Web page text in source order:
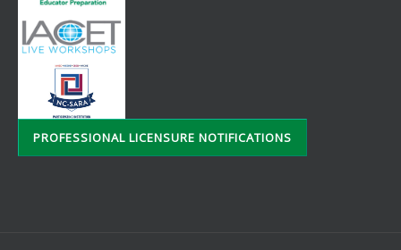
PROFESSIONAL LICENSURE NOTIFICATIONS